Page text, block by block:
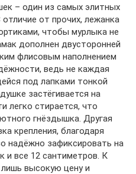
– один из самых элитных
от прочих, лежанка
чтобы мурлыка не
дополнен двусторонней
флисовым наполнением
ведь не каждая
под лапками тонкой
застёгивается на
легко стирается, что
гнёздышка. Другая
крепления, благодаря
надёжно зафиксировать на
и все 12 сантиметров. К
высокую цену и